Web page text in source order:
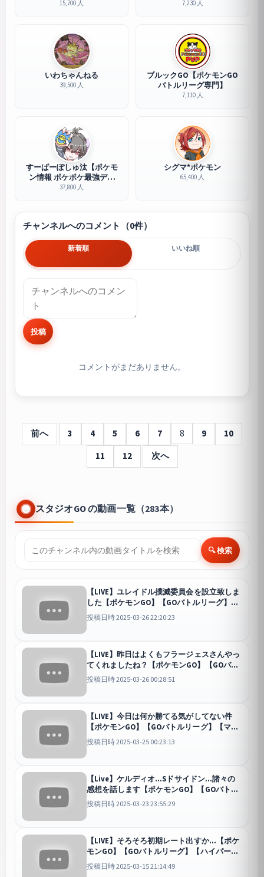
15,700 人 7,230 人
いわちゃんねる
39,500 人
ブルックGO【ポケモンGO
バトルリーグ専門】
7,110 人
すーぱーぽしゅ汰【ポケモ
ン情報 ポケポケ最強デッ
キ】
37,800 人
シグマ*ポケモン
65,400 人
チャンネルへのコメント（0件）
新着順 いいね順
投稿
コメントがまだありません。
前へ 3 4 5 6 7 8 9
10
11
12 次へ
スタジオGO の動画一覧（283本）
🔍 検索
【LIVE】ユレイドル撲滅委員会を設立致しま
した【ポケモンGO】【GOバトルリーグ】
【スーパーリーグ】
GO
投稿日時 2025-03-26 22:20:23
【LIVE】昨日はよくもフラージェスさんやっ
てくれましたね？【ポケモンGO】【GOバト
ルリーグ】【マスターリーグ】
投稿日時 2025-03-26 00:28:51
【LIVE】今日は何か勝てる気がしてない件
【ポケモンGO】【GOバトルリーグ】【マス
ターリーグ】
GO
投稿日時 2025-03-25 00:23:13
【Live】ケルディオ...Sドサイドン...諸々の
感想を話します【ポケモンGO】【GOバトル
リーグ】【マスターリーグ】
投稿日時 2025-03-23 23:55:29
【LIVE】そろそろ初期レート出すか...【ポケ
モンGO】【GOバトルリーグ】【ハイパーリ
ーグ】
GO
投稿日時 2025-03-15 21:14:49